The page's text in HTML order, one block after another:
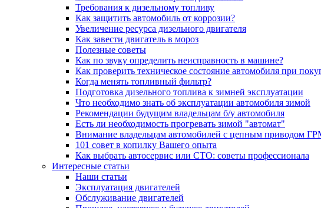
Требования к дизельному топливу
Как защитить автомобиль от коррозии?
Увеличение ресурса дизельного двигателя
Как завести двигатель в мороз
Полезные советы
Как по звуку определить неисправность в машине?
Как проверить техническое состояние автомобиля при
Когда менять топливный фильтр?
Подготовка дизельного топлива к зимней эксплуатации
Что необходимо знать об эксплуатации автомобиля зимой
Рекомендации будущим владельцам б/у автомобиля
Есть ли необходимость прогревать зимой "автомат"
Внимание владельцам автомобилей с цепным приводом
101 совет в копилку Вашего опыта
Как выбрать автосервис или СТО: советы профессионала
Интересные статьи
Наши статьи
Эксплуатация двигателей
Обслуживание двигателей